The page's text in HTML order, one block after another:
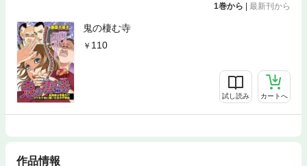
1巻から | 最新刊から
鬼の棲む寺
110
試し読み カートへ
作品情報